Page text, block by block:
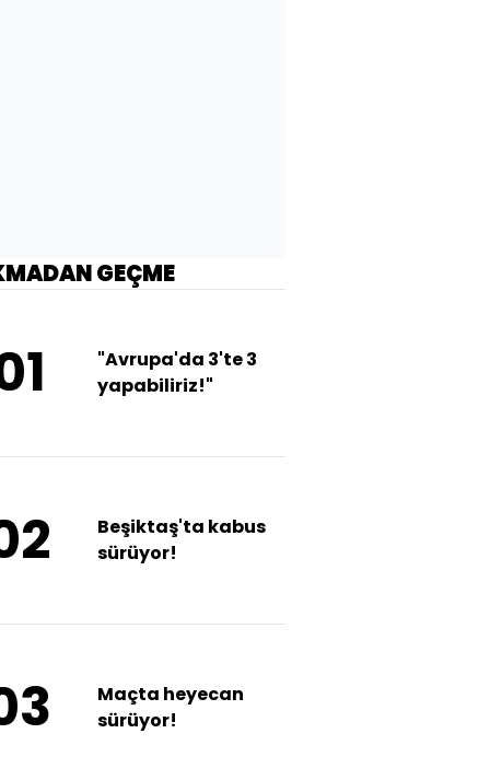
GEÇME
"Avrupa'da 3'te 3
yapabiliriz!"
Beşiktaş'ta kabus
sürüyor!
Maçta heyecan
sürüyor!